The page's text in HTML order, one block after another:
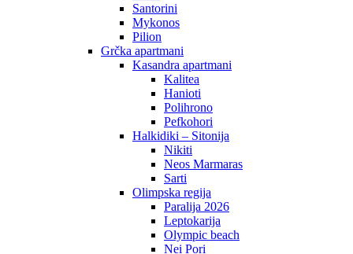
Santorini
Mykonos
Pilion
Grčka apartmani
Kasandra apartmani
Kalitea
Hanioti
Polihrono
Pefkohori
Halkidiki – Sitonija
Nikiti
Neos Marmaras
Sarti
Olimpska regija
Paralija 2026
Leptokarija
Olympic beach
Nei Pori